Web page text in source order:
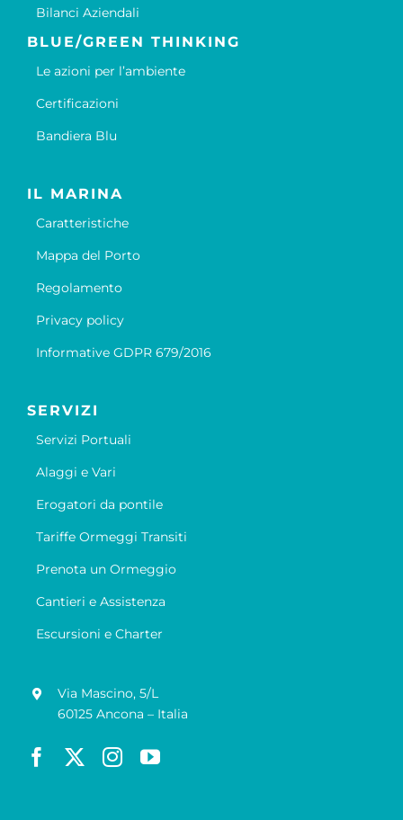
Bilanci Aziendali
BLUE/GREEN THINKING
Le azioni per l’ambiente
Certificazioni
Bandiera Blu
IL MARINA
Caratteristiche
Mappa del Porto
Regolamento
Privacy policy
Informative GDPR 679/2016
SERVIZI
Servizi Portuali
Alaggi e Vari
Erogatori da pontile
Tariffe Ormeggi Transiti
Prenota un Ormeggio
Cantieri e Assistenza
Escursioni e Charter
Via Mascino, 5/L
60125 Ancona – Italia